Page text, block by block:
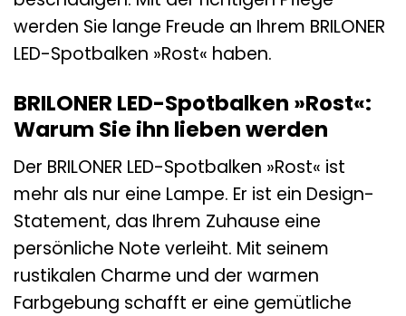
werden Sie lange Freude an Ihrem BRILONER
LED-Spotbalken »Rost« haben.
BRILONER LED-Spotbalken »Rost«:
Warum Sie ihn lieben werden
Der BRILONER LED-Spotbalken »Rost« ist
mehr als nur eine Lampe. Er ist ein Design-
Statement, das Ihrem Zuhause eine
persönliche Note verleiht. Mit seinem
rustikalen Charme und der warmen
Farbgebung schafft er eine gemütliche